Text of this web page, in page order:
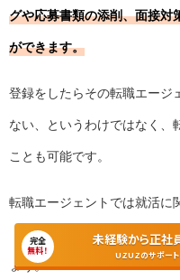
グや応募書類の添削、面接対
ができます。
登録をしたらその転職エージ
ない、というわけではなく、
ことも可能です。
転職エージェントでは就活に
「転職しようか迷っている」
ょう。
完全
無料！
未経験から正社
UZUZのサポート